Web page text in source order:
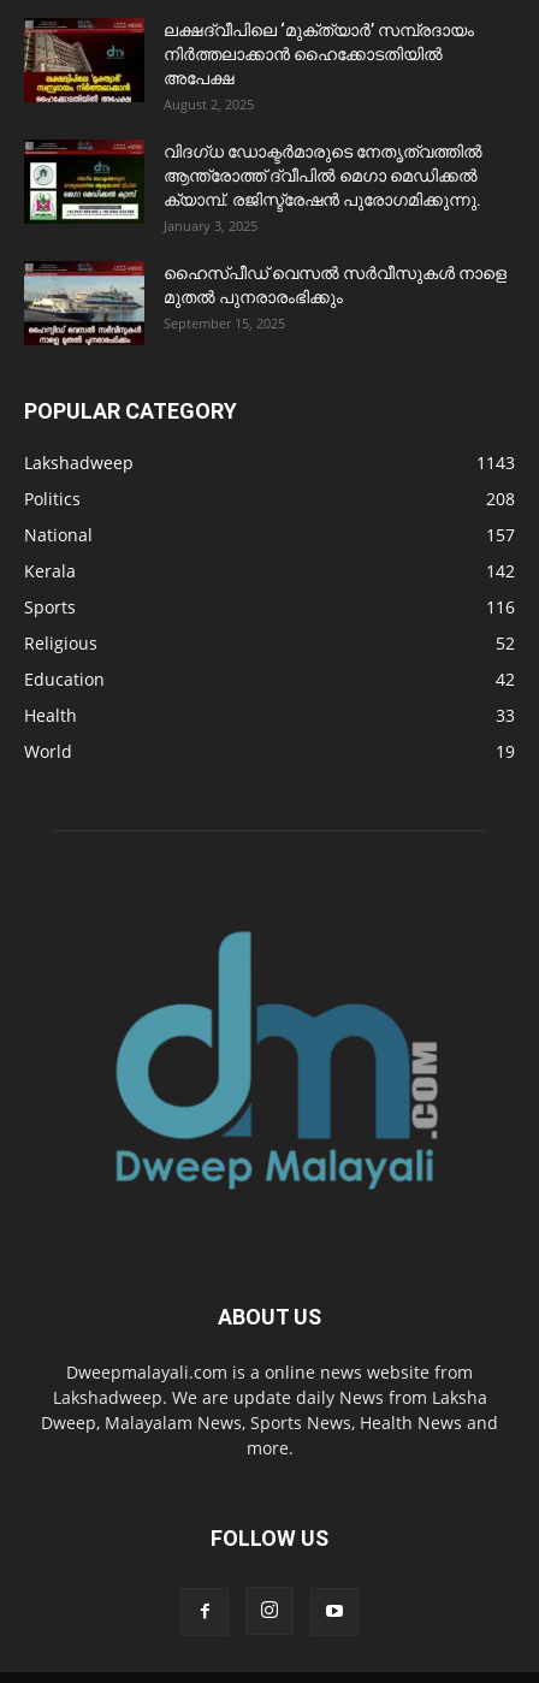
ലക്ഷദ്വീപിലെ ‘മുക്ത്യാർ’ സമ്പ്രദായം
നിർത്തലാക്കാൻ ഹൈക്കോടതിയിൽ
അപേക്ഷ
August 2, 2025
വിദഗ്ധ ഡോക്ടർമാരുടെ നേതൃത്വത്തിൽ
ആന്ത്രോത്ത് ദ്വീപിൽ മെഗാ മെഡിക്കൽ
ക്യാമ്പ്. രജിസ്ട്രേഷൻ പുരോഗമിക്കുന്നു.
January 3, 2025
ഹൈസ്പീഡ് വെസൽ സർവീസുകൾ നാളെ
മുതൽ പുനരാരംഭിക്കും
September 15, 2025
POPULAR CATEGORY
Lakshadweep
1143
Politics
208
National
157
Kerala
142
Sports
116
Religious
52
Education
42
Health
33
World
19
ABOUT US
Dweepmalayali.com is a online news website from
Lakshadweep. We are update daily News from Laksha
Dweep, Malayalam News, Sports News, Health News and
more.
FOLLOW US